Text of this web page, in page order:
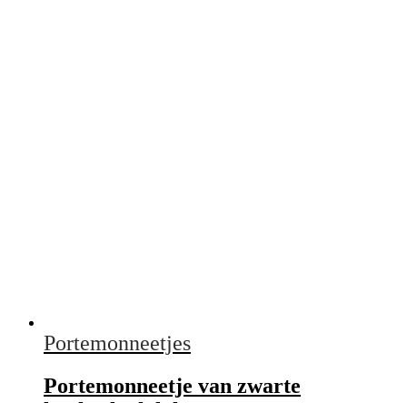
Portemonneetjes
Portemonneetje van zwarte